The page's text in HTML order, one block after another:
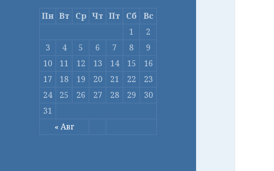
Пн Вт Ср Чт Пт Сб Вс
« Авг
1
2
3
4 5 6 7 8
9
10
11 12 13 14 15
16
17
18 19 20 21 22
23
24
25 26 27 28 29
30
31